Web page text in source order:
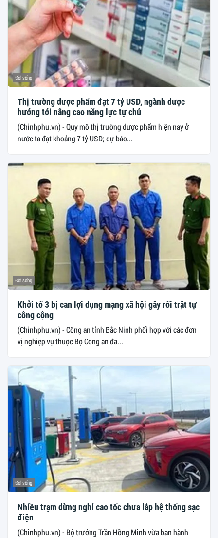
Đời sống
Thị trường dược phẩm đạt 7 tỷ USD, ngành dược
hướng tới nâng cao năng lực tự chủ
(Chinhphu.vn) - Quy mô thị trường dược phẩm hiện nay ở
nước ta đạt khoảng 7 tỷ USD; dự báo...
Đời sống
Khởi tố 3 bị can lợi dụng mạng xã hội gây rối trật tự
công cộng
(Chinhphu.vn) - Công an tỉnh Bắc Ninh phối hợp với các đơn
vị nghiệp vụ thuộc Bộ Công an đã...
Đời sống
Nhiều trạm dừng nghỉ cao tốc chưa lắp hệ thống sạc
điện
(Chinhphu.vn) - Bộ trưởng Trần Hồng Minh vừa ban hành